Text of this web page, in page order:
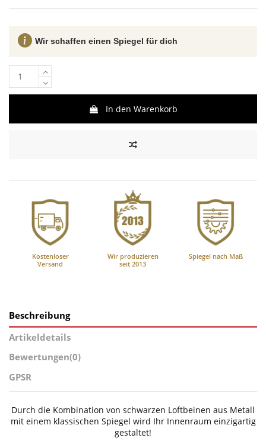
In den Warenkorb
Wir schaffen einen Spiegel für dich
Kostenloser
Versand
Wir produzieren
seit 2013
Spiegel nach Maß
Beschreibung
Artikeldetails
Bewertungen(0)
GPSR
Durch die Kombination von schwarzen Loftbeinen aus Metall
mit einem klassischen Spiegel wird Ihr Innenraum einzigartig
gestaltet!